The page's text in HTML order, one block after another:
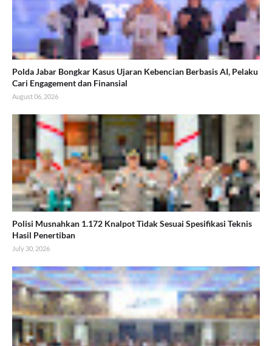
Polda Jabar Bongkar Kasus Ujaran Kebencian Berbasis AI, Pelaku
Cari Engagement dan Finansial
August 06, 2026
Polisi Musnahkan 1.172 Knalpot Tidak Sesuai Spesifikasi Teknis
Hasil Penertiban
July 30, 2026